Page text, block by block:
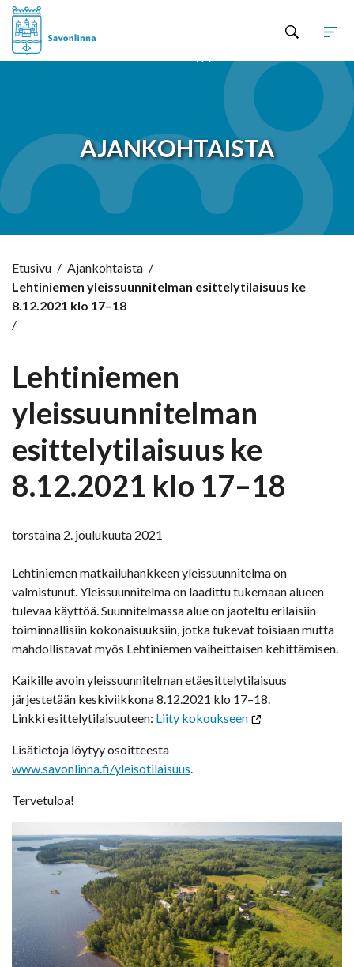
AJANKOHTAISTA
Etusivu / Ajankohtaista /
Lehtiniemen yleissuunnitelman esittelytilaisuus ke
8.12.2021 klo 17–18
/
Lehtiniemen
yleissuunnitelman
esittelytilaisuus ke
8.12.2021 klo 17–18
torstaina 2. joulukuuta 2021
Lehtiniemen matkailuhankkeen yleissuunnitelma on
valmistunut. Yleissuunnitelma on laadittu tukemaan alueen
tulevaa käyttöä. Suunnitelmassa alue on jaoteltu erilaisiin
toiminnallisiin kokonaisuuksiin, jotka tukevat toisiaan mutta
mahdollistavat myös Lehtiniemen vaiheittaisen kehittämisen.
Kaikille avoin yleissuunnitelman etäesittelytilaisuus
järjestetään keskiviikkona 8.12.2021 klo 17–18.
Linkki esittelytilaisuuteen: Liity kokoukseen
Lisätietoja löytyy osoitteesta
www.savonlinna.fi/yleisotilaisuus.
Tervetuloa!